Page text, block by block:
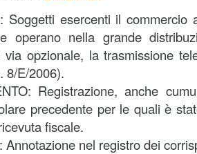
Soggetti esercenti il
operano nella grande
opzionale, la trasmissione
8/E/2006).
Registrazione, anche
precedente per le quali è
fiscale.
Annotazione nel registro dei